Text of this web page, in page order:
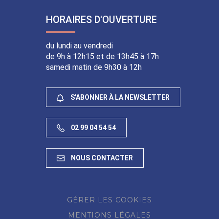
HORAIRES D'OUVERTURE
du lundi au vendredi
de 9h à 12h15 et de 13h45 à 17h
samedi matin de 9h30 à 12h
S'ABONNER À LA NEWSLETTER
02 99 04 54 54
NOUS CONTACTER
GÉRER LES COOKIES
MENTIONS LÉGALES